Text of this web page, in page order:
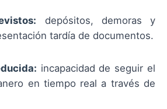
depósitos, demoras y
tardía de documentos.
incapacidad de seguir el
en tiempo real a través de